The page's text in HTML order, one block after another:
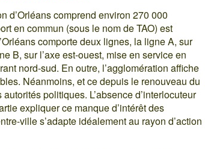
d’Orléans comprend environ 270 000
en commun (sous le nom de TAO) est
comporte deux lignes, la ligne A, sur
B, sur l’axe est-ouest, mise en service en
nord-sud. En outre, l’agglomération affiche
Néanmoins, et ce depuis le renouveau du
politiques. L’absence d’interlocuteur
expliquer ce manque d’intérêt des
ville s’adapte idéalement au rayon d’action